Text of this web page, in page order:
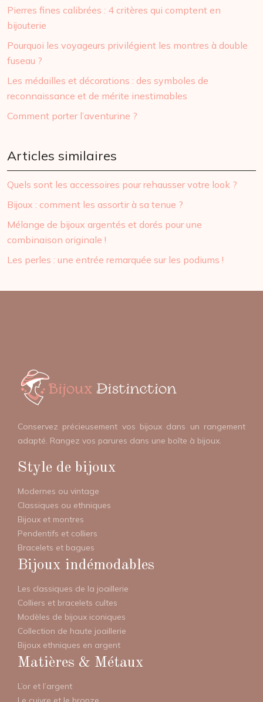
Pierres fines calibrées : 4 critères qui comptent en
bijouterie
Pourquoi les voyageurs privilégient les montres à double
fuseau ?
Les médailles et décorations : des symboles de
reconnaissance et de mérite inestimables
Comment porter l’aventurine ?
Articles similaires
Quels sont les accessoires pour rehausser votre look ?
Bijoux : comment les assortir à sa tenue ?
Mélange de bijoux argentés et dorés pour une
combinaison originale !
Les perles : une entrée remarquée sur les podiums !
Conservez précieusement vos bijoux dans un rangement
adapté. Rangez vos parures dans une boîte à bijoux.
Style de bijoux
Modernes ou vintage
Classiques ou ethniques
Bijoux et montres
Pendentifs et colliers
Bracelets et bagues
Bijoux indémodables
Les classiques de la joaillerie
Colliers et bracelets cultes
Modèles de bijoux iconiques
Collection de haute joaillerie
Bijoux ethniques en argent
Matières & Métaux
L’or et l’argent